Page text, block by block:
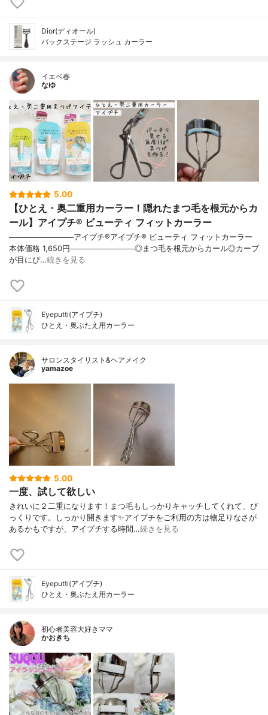
Dior(ディオール)
バックステージ ラッシュ カーラー
イエベ春
なゆ
5.00
【ひとえ・奥二重用カーラー！隠れたまつ毛を根元からカ
ール】アイプチ® ビューティ フィットカーラー
────────────アイプチ®アイプチ® ビューティ フィットカーラー
本体価格 1,650円────────────◎まつ毛を根元からカール◎カーブ
が目にぴ…続きを見る
Eyeputti(アイプチ)
ひとえ・奥ぶたえ用カーラー
サロンスタイリスト&ヘアメイク
yamazoe
5.00
一度、試して欲しい
きれいに２二重になります！まつ毛もしっかりキャッチしてくれて、び
っくりです。しっかり開きます✨アイプチをご利用の方は物足りなさが
あるかもですが、アイプチする時間…続きを見る
Eyeputti(アイプチ)
ひとえ・奥ぶたえ用カーラー
初心者美容大好きママ
かおきち